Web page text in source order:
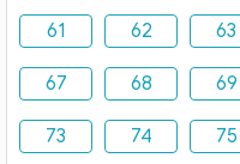
61 62 63
67 68 69
73 74 75